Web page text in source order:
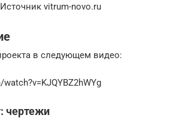
vitrum-novo.ru
в следующем видео:
чертежи